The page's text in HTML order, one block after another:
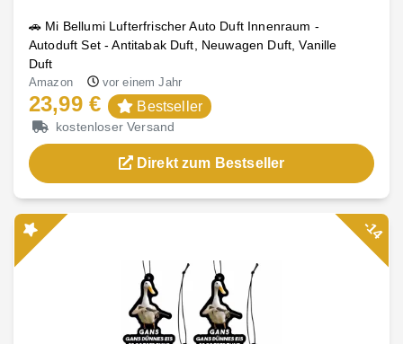
🚗 Mi Bellumi Lufterfrischer Auto Duft Innenraum -
Autoduft Set - Antitabak Duft, Neuwagen Duft, Vanille
Duft
Amazon vor einem Jahr
23,99 € Bestseller
kostenloser Versand
Direkt zum Bestseller
-14